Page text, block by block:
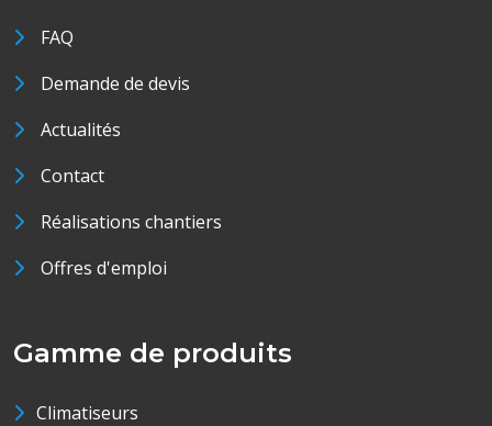
FAQ
Demande de devis
Actualités
Contact
Réalisations chantiers
Offres d'emploi
Gamme de produits
Climatiseurs